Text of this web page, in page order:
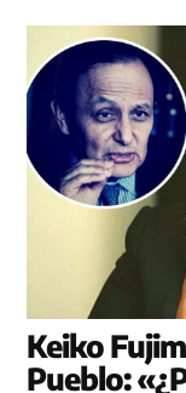
Keiko
Pueblo: